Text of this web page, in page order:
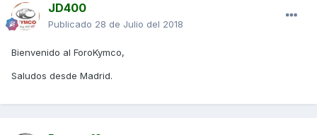
JD400
Publicado 28 de Julio del 2018
Bienvenido al ForoKymco,
Saludos desde Madrid.